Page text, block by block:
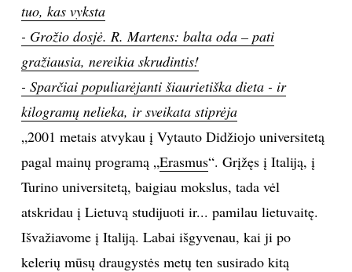
FOTOGRAFIJA
MENAS
ORAI
ĮDOMYBĖS
KNYGOS
tuo, kas vyksta
- Grožio dosjė. R. Martens: balta oda – pati
gražiausia, nereikia skrudintis!
- Sparčiai populiarėjanti šiaurietiška dieta - ir
kilogramų nelieka, ir sveikata stiprėja
„2001 metais atvykau į Vytauto Didžiojo universitetą
pagal mainų programą „Erasmus“. Grįžęs į Italiją, į
Turino universitetą, baigiau mokslus, tada vėl
atskridau į Lietuvą studijuoti ir... pamilau lietuvaitę.
Išvažiavome į Italiją. Labai išgyvenau, kai ji po
kelerių mūsų draugystės metų ten susirado kitą